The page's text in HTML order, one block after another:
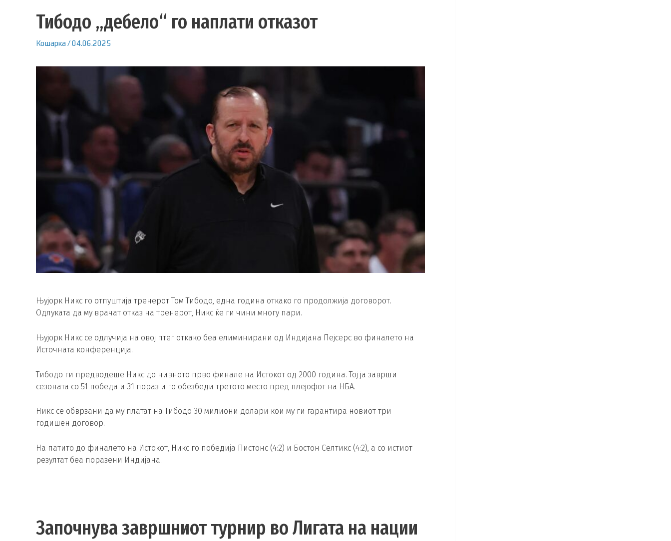
Тибодо „дебело“ го наплати отказот
Кошарка /04.06.2025
Њујорк Никс го отпуштија тренерот Том Тибодо, една година откако го продолжија договорот.
Одлуката да му врачат отказ на тренерот, Никс ќе ги чини многу пари.
Њујорк Никс се одлучија на овој птег откако беа елиминирани од Индијана Пејсерс во финалето на
Источната конференција.
Тибодо ги предводеше Никс до нивното прво финале на Истокот од 2000 година. Тој ја заврши
сезоната со 51 победа и 31 пораз и го обезбеди третото место пред плејофот на НБА.
Никс се обврзани да му платат на Тибодо 30 милиони долари кои му ги гарантира новиот три
годишен договор.
На патито до финалето на Истокот, Никс го победија Пистонс (4:2) и Бостон Селтикс (4:2), а со истиот
резултат беа поразени Индијана.
Започнува завршниот турнир во Лигата на нации